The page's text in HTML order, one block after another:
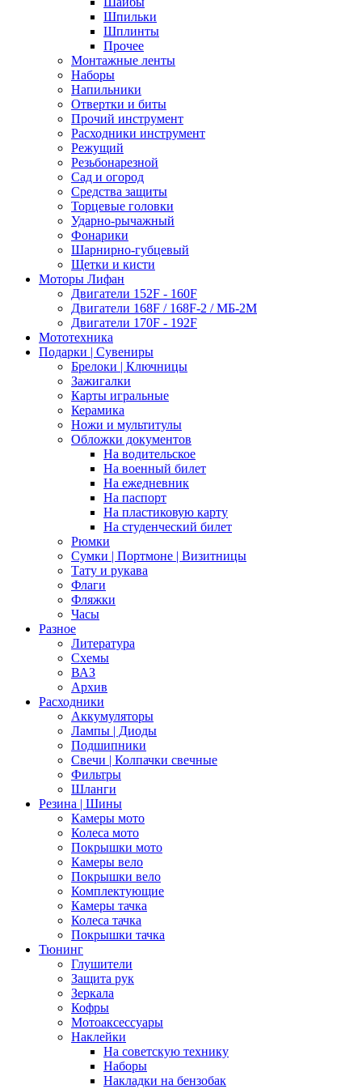
Шпильки
Шплинты
Прочее
Монтажные ленты
Наборы
Напильники
Отвертки и биты
Прочий инструмент
Расходники инструмент
Режущий
Резьбонарезной
Сад и огород
Средства защиты
Торцевые головки
Ударно-рычажный
Фонарики
Шарнирно-губцевый
Щетки и кисти
Моторы Лифан
Двигатели 152F - 160F
Двигатели 168F / 168F-2 / МБ-2М
Двигатели 170F - 192F
Мототехника
Подарки | Сувениры
Брелоки | Ключницы
Зажигалки
Карты игральные
Керамика
Ножи и мультитулы
Обложки документов
На водительское
На военный билет
На ежедневник
На паспорт
На пластиковую карту
На студенческий билет
Рюмки
Сумки | Портмоне | Визитницы
Тату и рукава
Флаги
Фляжки
Часы
Разное
Литература
Схемы
ВАЗ
Архив
Расходники
Аккумуляторы
Лампы | Диоды
Подшипники
Свечи | Колпачки свечные
Фильтры
Шланги
Резина | Шины
Камеры мото
Колеса мото
Покрышки мото
Камеры вело
Покрышки вело
Комплектующие
Камеры тачка
Колеса тачка
Покрышки тачка
Тюнинг
Глушители
Защита рук
Зеркала
Кофры
Мотоаксессуары
Наклейки
На советскую технику
Наборы
Накладки на бензобак